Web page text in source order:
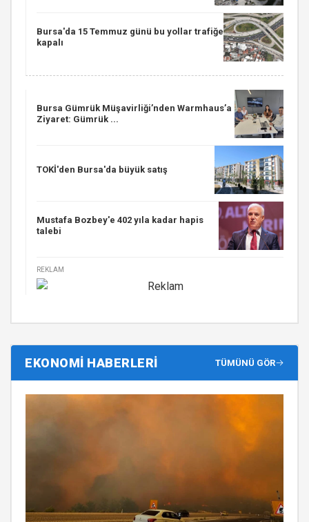
Bursa'da 15 Temmuz günü bu yollar trafiğe
kapalı
Bursa Gümrük Müşavirliği’nden Warmhaus’a
Ziyaret: Gümrük ...
TOKİ'den Bursa'da büyük satış
Mustafa Bozbey'e 402 yıla kadar hapis
talebi
REKLAM
EKONOMİ HABERLERİ TÜMÜNÜ GÖR